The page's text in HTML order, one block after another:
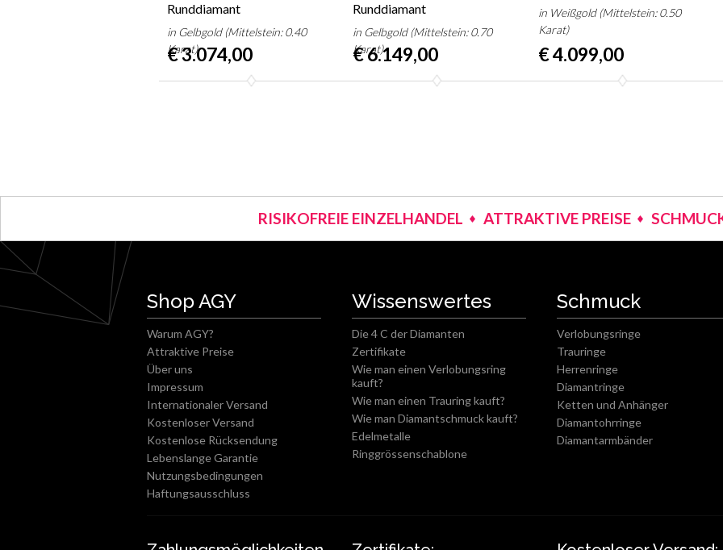
Runddiamant
in Gelbgold (Mittelstein: 0.40
Karat)
€ 3.074,00
Runddiamant
in Gelbgold (Mittelstein: 0.70
Karat)
€ 6.149,00
in Weißgold (Mittelstein: 0.50
Karat)
€ 4.099,00
RISIKOFREIE EINZELHANDEL ATTRAKTIVE PREISE
Shop AGY
Warum AGY?
Attraktive Preise
Über uns
Impressum
Internationaler Versand
Kostenloser Versand
Kostenlose Rücksendung
Lebenslange Garantie
Nutzungsbedingungen
Haftungsausschluss
Wissenswertes
Die 4 C der Diamanten
Zertifikate
Wie man einen Verlobungsring
kauft?
Wie man einen Trauring kauft?
Wie man Diamantschmuck kauft?
Edelmetalle
Ringgrössenschablone
Schmuck
Verlobungsringe
Trauringe
Herrenringe
Diamantringe
Ketten und Anhänger
Diamantohrringe
Diamantarmbänder